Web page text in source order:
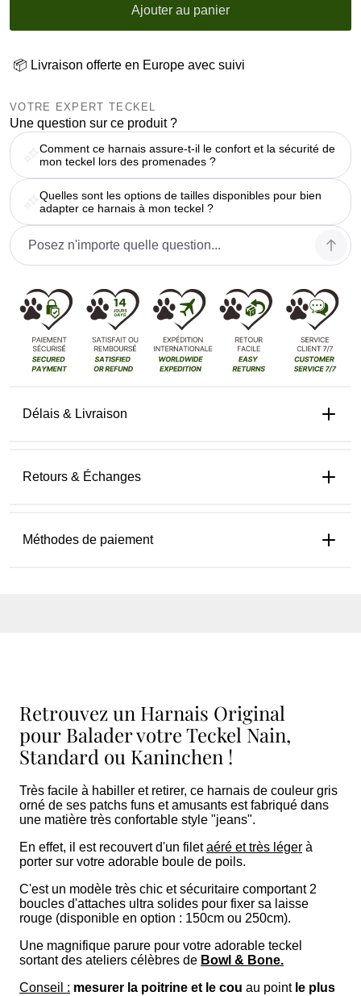
Ajouter au panier
📦 Livraison offerte en Europe avec suivi
VOTRE EXPERT TECKEL
Une question sur ce produit ?
Comment ce harnais assure-t-il le confort et la sécurité de
mon teckel lors des promenades ?
Quelles sont les options de tailles disponibles pour bien
adapter ce harnais à mon teckel ?
Délais & Livraison
Retours & Échanges
Méthodes de paiement
Retrouvez un Harnais Original
pour Balader votre Teckel Nain,
Standard ou Kaninchen !
Très facile à habiller et retirer, ce harnais de couleur gris
orné de ses patchs funs et amusants est fabriqué dans
une matière très confortable style "jeans".
En effet, il est recouvert d'un filetaéré et très léger à
porter sur votre adorable boule de poils.
C'est un modèle très chic et sécuritaire comportant 2
boucles d'attaches ultra solides pour fixer sa laisse
rouge (disponible en option : 150cm ou 250cm).
Une magnifique parure pour votre adorable teckel
sortant des ateliers célèbres de Bowl & Bone.
Conseil : mesurer la poitrine et le cou au point le plus